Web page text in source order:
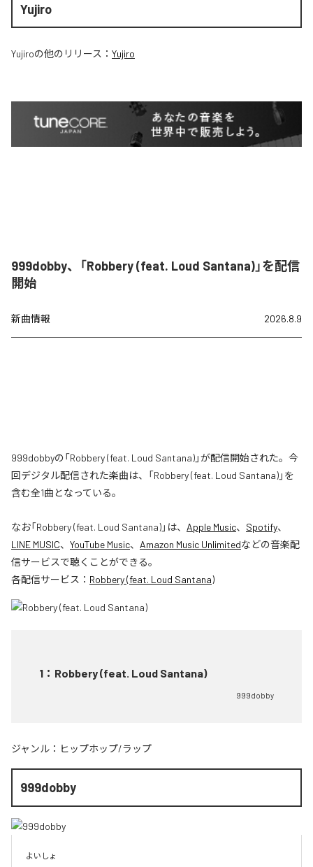
Yujiro
Yujiroの他のリリース： Yujiro
999dobby、「Robbery (feat. Loud Santana)」を配信
開始
新曲情報 2026.8.9
999dobbyの「Robbery (feat. Loud Santana)」が配信開始された。今
回デジタル配信された楽曲は、「Robbery (feat. Loud Santana)」を
含む全1曲となっている。
なお「Robbery (feat. Loud Santana)」は、 Apple Music、 Spotify、
LINE MUSIC、 YouTube Music、 Amazon Music Unlimitedなどの音楽配
信サービスで聴くことができる。
各配信サービス： Robbery (feat. Loud Santana)
1 ： Robbery (feat. Loud Santana)
999dobby
ジャンル： ヒップホップ/ラップ
999dobby
よいしょ